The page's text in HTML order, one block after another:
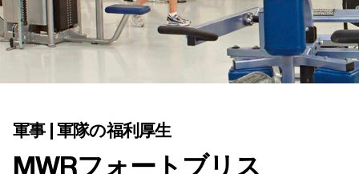
軍事 | 軍隊の福利厚生
MWRフォートブリス